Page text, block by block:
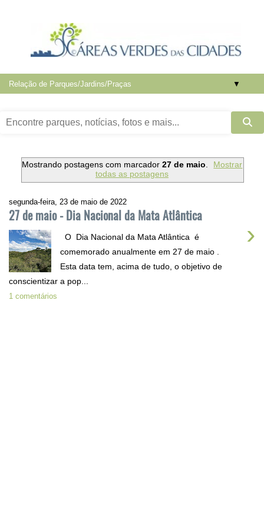
▼
Mostrando postagens com marcador 27 de maio.
Mostrar
todas as postagens
segunda-feira, 23 de maio de 2022
27 de maio - Dia Nacional da Mata Atlântica
›
O Dia Nacional da Mata Atlântica é
comemorado anualmente em 27 de maio .
Esta data tem, acima de tudo, o objetivo de
conscientizar a pop...
1 comentários